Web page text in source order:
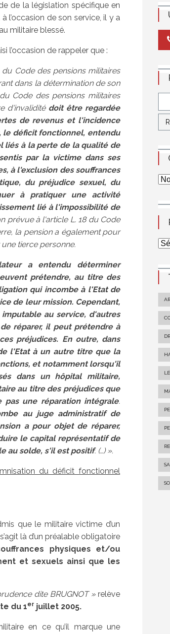
de la législation spécifique en
l’occasion de son service, il y a
militaire blessé.
l’occasion de rappeler que :
Code des pensions militaires
dans la détermination de son
Code des pensions militaires
d'invalidité doit être regardée
de revenus et l'incidence
le déficit fonctionnel, entendu
liés à la perte de la qualité de
par la victime dans ses
à l'exclusion des souffrances
du préjudice sexuel, du
à pratiquer une activité
lié à l'impossibilité de
prévue à l'article L. 18 du Code
la pension a également pour
tierce personne.
a entendu déterminer
prétendre, au titre des
qui incombe à l'Etat de
de leur mission. Cependant,
au service, d'autres
réparer, il peut prétendre à
préjudices. En outre, dans
l'Etat à un autre titre que la
et notamment lorsqu'il
dans un hôpital militaire,
au titre des préjudices que
une réparation intégrale.
au juge administratif de
a pour objet de réparer,
le capital représentatif de
au solde, s'il est positif. (…) ».
du déficit fonctionnel
que le militaire victime d’un
là d’un préalable obligatoire
physiques et/ou
et sexuels ainsi que les
dite BRUGNOT »relève
du 1er juillet 2005.
en ce qu’il marque une